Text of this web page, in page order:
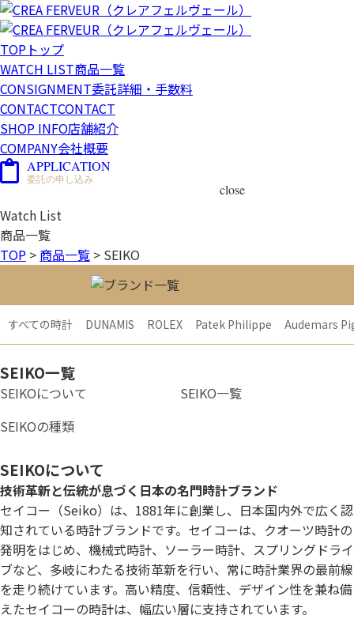
TOP トップ
WATCH LIST商品一覧
CONSIGNMENT委託詳細・手数料
CONTACTCONTACT
SHOP INFO店舗紹介
COMPANY会社概要
APPLICATION
委託の申し込み
close
Watch List
商品一覧
TOP > 商品一覧 > SEIKO
すべての時計 DUNAMIS ROLEX Patek Philippe Audemars
SEIKO一覧
SEIKOについて
SEIKO一覧
SEIKOの種類
SEIKOについて
技術革新と伝統が息づく日本の名門時計ブランド
セイコー（Seiko）は、1881年に創業し、日本国内外で広く認
知されている時計ブランドです。セイコーは、クオーツ時計の
発明をはじめ、機械式時計、ソーラー時計、スプリングドライ
ブなど、多岐にわたる技術革新を行い、常に時計業界の最前線
を走り続けています。高い精度、信頼性、デザイン性を兼ね備
えたセイコーの時計は、幅広い層に支持されています。